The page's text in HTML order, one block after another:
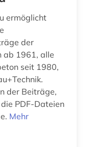
bau- und raumordnungsgesetz 1998 (1)
ermöglicht
der
ab 1961, alle
seit 1980,
der Beiträge,
PDF-Dateien
Mehr